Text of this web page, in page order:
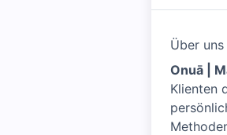
Über uns
Onuā |
Klienten